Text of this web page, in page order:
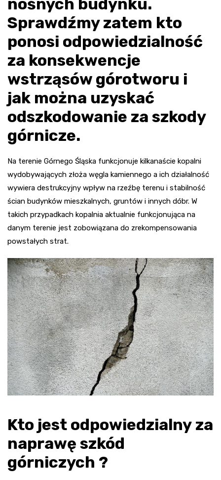
nośnych budynku.
Sprawdźmy zatem kto
ponosi odpowiedzialność
za konsekwencje
wstrząsów górotworu i
jak można uzyskać
odszkodowanie za szkody
górnicze.
Na terenie Górnego Śląska funkcjonuje kilkanaście kopalni
wydobywających złoża węgla kamiennego a ich działalność
wywiera destrukcyjny wpływ na rzeźbę terenu i stabilność
ścian budynków mieszkalnych, gruntów i innych dóbr. W
takich przypadkach kopalnia aktualnie funkcjonująca na
danym terenie jest zobowiązana do zrekompensowania
powstałych strat.
Kto jest odpowiedzialny za
naprawę szkód
górniczych ?